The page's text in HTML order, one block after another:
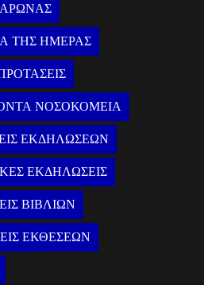
ΤΗΣ ΗΜΕΡΑΣ
ΝΟΣΟΚΟΜΕΙΑ
ΕΚΔΗΛΩΣΕΩΝ
ΕΚΔΗΛΩΣΕΙΣ
ΒΙΒΛΙΩΝ
ΕΚΘΕΣΕΩΝ